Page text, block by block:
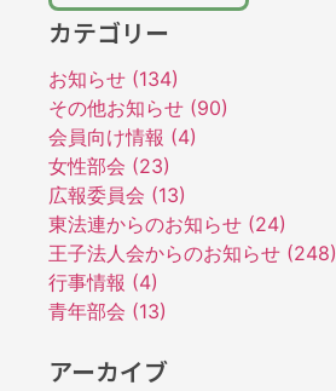
カテゴリー
お知らせ (134)
その他お知らせ (90)
会員向け情報 (4)
女性部会 (23)
広報委員会 (13)
東法連からのお知らせ (24)
王子法人会からのお知らせ (248)
行事情報 (4)
青年部会 (13)
アーカイブ